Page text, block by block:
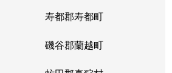
寿都郡寿都町
磯谷郡蘭越町